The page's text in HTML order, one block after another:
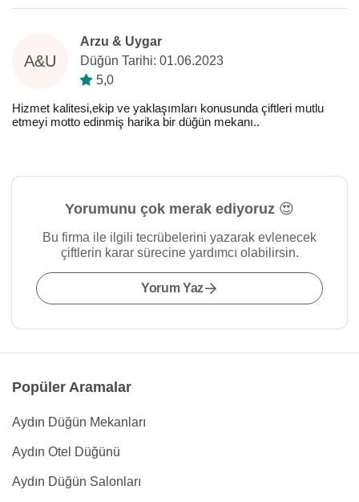
A&U
Arzu & Uygar
Düğün Tarihi: 01.06.2023
5,0
Hizmet kalitesi,ekip ve yaklaşımları konusunda çiftleri mutlu
etmeyi motto edinmiş harika bir düğün mekanı..
Yorumunu çok merak ediyoruz 😍
Bu firma ile ilgili tecrübelerini yazarak evlenecek
çiftlerin karar sürecine yardımcı olabilirsin.
Yorum Yaz
Popüler Aramalar
Aydın Düğün Mekanları
Aydın Otel Düğünü
Aydın Düğün Salonları